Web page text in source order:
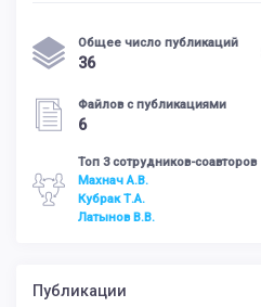
Общее число публикаций
36
Файлов с публикациями
6
Топ 3 сотрудников-соавторов
Махнач А.В.
Кубрак Т.А.
Латынов В.В.
Публикации